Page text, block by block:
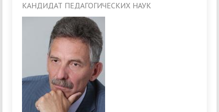
КАНДИДАТ ПЕДАГОГИЧЕСКИХ НАУК